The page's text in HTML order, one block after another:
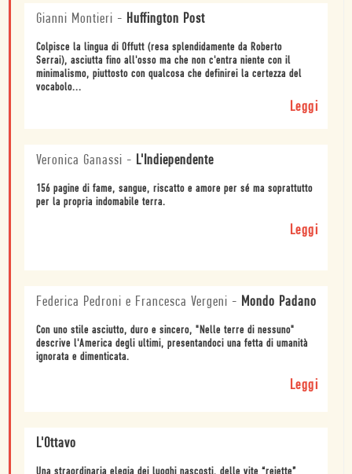
Gianni Montieri - Huffington Post
Colpisce la lingua di Offutt (resa splendidamente da Roberto
Serrai), asciutta fino all'osso ma che non c'entra niente con il
minimalismo, piuttosto con qualcosa che definirei la certezza del
vocabolo...
Leggi
Veronica Ganassi - L'Indiependente
156 pagine di fame, sangue, riscatto e amore per sé ma soprattutto
per la propria indomabile terra.
Leggi
Federica Pedroni e Francesca Vergeni - Mondo Padano
Con uno stile asciutto, duro e sincero, "Nelle terre di nessuno"
descrive l'America degli ultimi, presentandoci una fetta di umanità
ignorata e dimenticata.
Leggi
L'Ottavo